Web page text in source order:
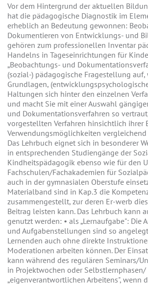
Vor dem Hintergrund der aktuellen
hat die pädagogische Diagnostik im
erheblich an Bedeutung gewonnen:
Dokumentieren von Entwicklungs- und
gehören zum professionellen Inventar
Handelns in Tageseinrichtungen für
„Beobachtungs- und
(sozial-) pädagogische Fragestellung
Grundlagen,
Haltungen sich hinter den einzelnen
und macht Sie mit einer Auswahl
und Dokumentationsverfahren so
vorgestellten Verfahren hinsichtlich ihrer
Verwendungsmöglichkeiten
Das Lehrbuch eignet sich in besonderer
in entsprechenden Studiengänge der
Kindheitspädagogik ebenso wie für den
Fachschulen/Fachakademien für
auch in der gymnasialen Oberstufe
Materialband sind in Kap.3 die
zusammengestellt, zur deren Er-werb
Beitrag leisten kann. Das Lehrbuch kann
genutzt werden: • als „Lernaufgabe": Die
und Aufgabenstellungen sind so
Lernenden auch ohne direkte
Moderationen arbeiten können. Der
kann während des regulären Seminars/
in Projektwochen oder Selbstlernphasen/
„eigenverantwortlichen Arbeitens", wenn